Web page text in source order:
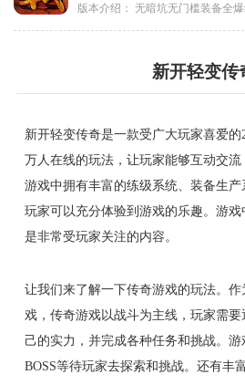
版本介绍： 无暗坑无门槛装备全
新开轻变传
新开轻变传奇是一款受广大玩家喜爱
万人在线的玩法，让玩家能够互动交流
游戏中拥有丰富的练级系统、装备生
玩家可以充分体验到游戏的乐趣。游
是非常受玩家关注的内容。
让我们来了解一下传奇游戏的玩法。
戏，传奇游戏以战斗为主线，玩家需
己的实力，并完成各种任务和挑战。
BOSS等待玩家去探索和挑战。还有丰